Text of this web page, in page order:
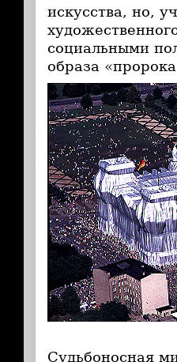
искусства, но,
социальными
образа
Судьбоносная